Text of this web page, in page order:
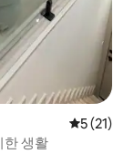
평점 5점
5 (21)
한 생활